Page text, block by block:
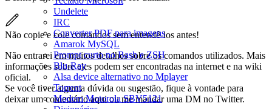
Undelete
IRC
Converter PDF para imagens
Amarok MySQL
Prompt curto no Bash e ZSH
Blu-Ray
Alsa device alternativo no Mplayer
Torrent
Modem Motorola SBV5121
Não copie e cole comandos sem entendê-los antes!
Não entrarei em muitos detalhes sobre os comandos utilizados. Mais
informações sobre eles podem ser encontradas na internet e na wiki
oficial.
Se você tiver alguma dúvida ou sugestão, fique à vontade para
deixar um comentário aqui ou me mandar uma DM no Twitter.